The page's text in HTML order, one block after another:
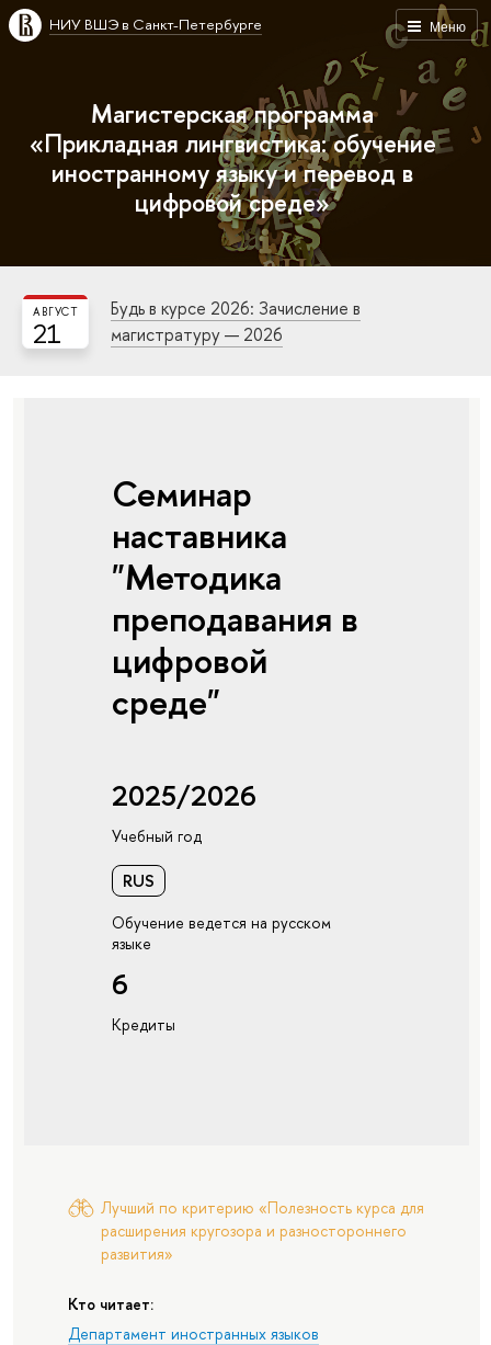
Меню
НИУ ВШЭ в Санкт-Петербурге
Магистерская программа
«Прикладная лингвистика: обучение
иностранному языку и перевод в
цифровой среде»
21
АВГУСТ
Будь в курсе 2026: Зачисление в
магистратуру — 2026
Семинар
наставника
"Методика
преподавания в
цифровой
среде"
2025/2026
Учебный год
RUS
Обучение ведется на русском
языке
6
Кредиты
Лучший по критерию «Полезность курса для
расширения кругозора и разностороннего
развития»
Кто читает:
Департамент иностранных языков